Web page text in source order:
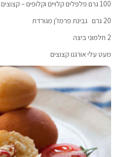
100 גרם פלפלים קלויים וקלופים – קצוצים
20 גרם גבינת פרמז'ן מגורדת
2 חלמוני ביצה
מעט עלי אורגנו קצוצים